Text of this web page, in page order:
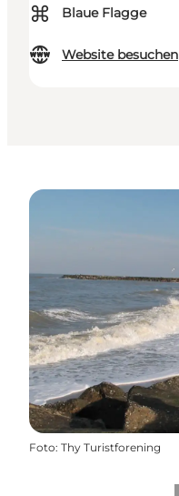
⌘ Blaue Flagge
Website besuchen
Foto: Thy Turistforening